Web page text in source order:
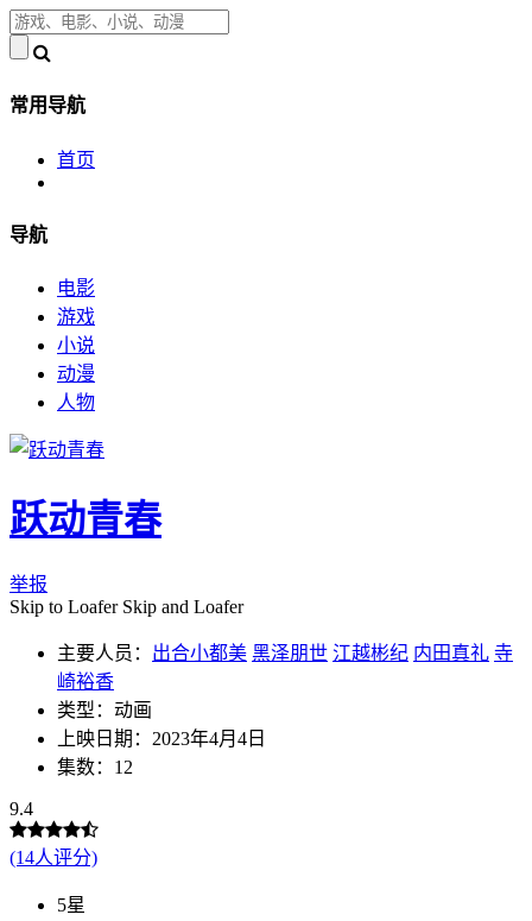
常用导航
首页
导航
电影
游戏
小说
动漫
人物
跃动青春
举报
Skip to Loafer Skip and Loafer
主要人员： 出合小都美 黑泽朋世 江越彬纪 内田真礼 寺
崎裕香
类型：动画
上映日期：2023年4月4日
集数：12
9.4
(14人评分)
5星